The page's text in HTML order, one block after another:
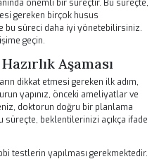
Aşaması
Edilmesi Gerekenler
Sonuçlar
önemli bir süreçtir. Bu
gereken birçok husus
ile bu süreci daha iyi